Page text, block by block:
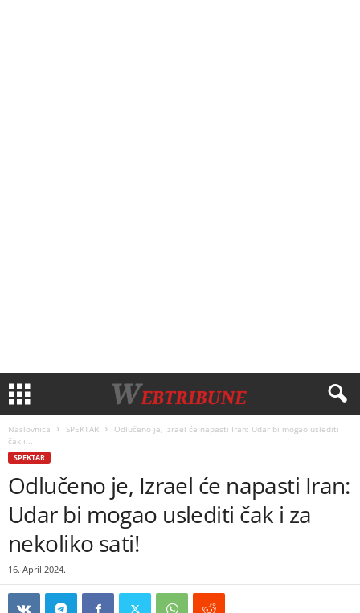
Naslovnica SPEKTAR
Odlučeno je, Izrael će napasti Iran: Udar bi mogao uslediti
čak i...
SPEKTAR
Odlučeno je, Izrael će napasti Iran:
Udar bi mogao uslediti čak i za
nekoliko sati!
16. April 2024.